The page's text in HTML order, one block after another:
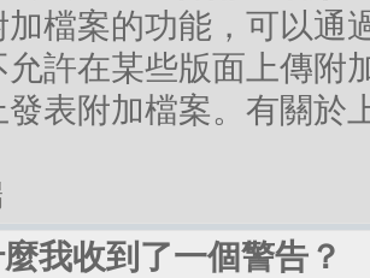
加檔案的功能，可以
允許在某些版面上傳附
發表附加檔案。有關於
我收到了一個警告？